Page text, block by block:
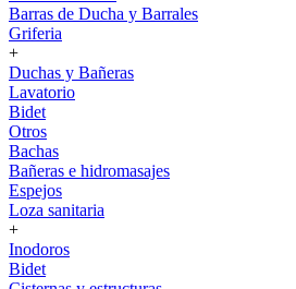
Barras de Ducha y Barrales
Griferia
+
Duchas y Bañeras
Lavatorio
Bidet
Otros
Bachas
Bañeras e hidromasajes
Espejos
Loza sanitaria
+
Inodoros
Bidet